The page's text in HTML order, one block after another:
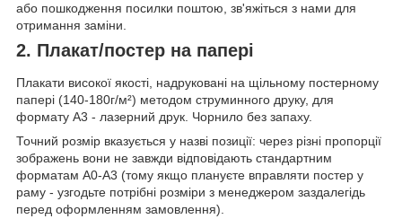
або пошкодження посилки поштою, зв'яжіться з нами для
отримання заміни.
2. Плакат/постер на папері
Плакати високої якості, надруковані на щільному постерному
папері (140-180г/м²) методом струминного друку, для
формату А3 - лазерний друк. Чорнило без запаху.
Точний розмір вказується у назві позиції: через різні пропорції
зображень вони не завжди відповідають стандартним
форматам А0-А3 (тому якщо плануєте вправляти постер у
раму - узгодьте потрібні розміри з менеджером заздалегідь
перед оформленням замовлення).